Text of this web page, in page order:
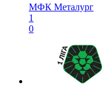
МФК Металург
1
0